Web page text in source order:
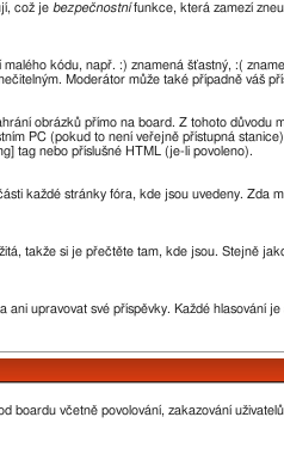
což je bezpečnostnífunkce, která zamezí
kódu, např. :) znamená šťastný, :(
Moderátor může také případně váš
obrázků přímo na board. Z tohoto důvodu
PC (pokud to není veřejně přístupná
tag nebo příslušné HTML (je-li povoleno).
každé stránky fóra, kde jsou uvedeny. Zda
takže si je přečtěte tam, kde jsou. Stejně
upravovat své příspěvky. Každé hlasování
včetně povolování, zakazování